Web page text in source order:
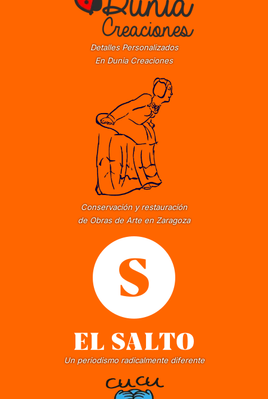
Detalles Personalizados
En Dunia Creaciones
Conservación y restauración
de Obras de Arte en Zaragoza
Un periodismo radicalmente diferente